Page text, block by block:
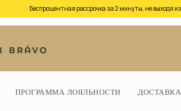
2 минуты, не выходя из дома
Беспроцентная рассрочка за 2 минуты, не выходя
ПРОГРАММА ЛОЯЛЬНОСТИ